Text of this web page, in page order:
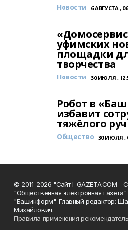
Новости 6 АВГУСТА ,
уфимских
площадки
творчества
Новости 30 ИЮЛЯ ,
Робот в
избавит
тяжёлого
Общество 30 ИЮЛЯ ,
© 2011-2026 "Сайт I-GAZETA.COM -
"Общественная электронная
"Башинформ". Главный редактор:
Михайлович.
Правила применения